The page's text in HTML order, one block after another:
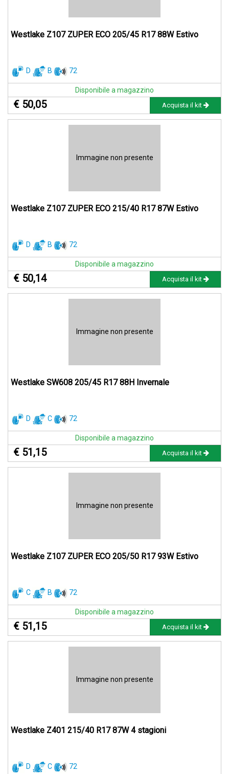
Westlake Z107 ZUPER ECO 205/45 R17 88W Estivo
D B 72
Disponibile a magazzino
€ 50,05 Acquista il kit
Immagine non presente
Westlake Z107 ZUPER ECO 215/40 R17 87W Estivo
D B 72
Disponibile a magazzino
€ 50,14 Acquista il kit
Immagine non presente
Westlake SW608 205/45 R17 88H Invernale
D C 72
Disponibile a magazzino
€ 51,15 Acquista il kit
Immagine non presente
Westlake Z107 ZUPER ECO 205/50 R17 93W Estivo
C B 72
Disponibile a magazzino
€ 51,15 Acquista il kit
Immagine non presente
Westlake Z401 215/40 R17 87W 4 stagioni
D C 72